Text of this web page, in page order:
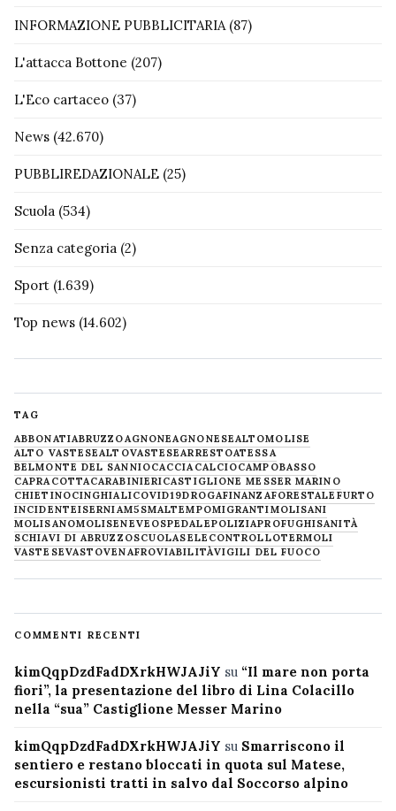
INFORMAZIONE PUBBLICITARIA(87)
L'attacca Bottone (207)
L'Eco cartaceo (37)
News (42.670)
PUBBLIREDAZIONALE (25)
Scuola (534)
Senza categoria (2)
Sport (1.639)
Top news (14.602)
TAG
ABBONATIABRUZZOAGNONEAGNONESEALTOMOLISE
ALTO VASTESEALTOVASTESEARRESTOATESSA
BELMONTE DEL SANNIOCACCIACALCIOCAMPOBASSO
CAPRACOTTACARABINIERICASTIGLIONE MESSER MARINO
CHIETINOCINGHIALICOVID19DROGAFINANZAFORESTALE FURTO
INCIDENTEISERNIAM5SMALTEMPOMIGRANTIMOLISANI
MOLISANOMOLISENEVE OSPEDALEPOLIZIAPROFUGHISANITÀ
SCHIAVI DI ABRUZZOSCUOLASELECONTROLLOTERMOLI
VASTESEVASTOVENAFROVIABILITÀVIGILI DEL FUOCO
COMMENTI RECENTI
kimQqpDzdFadDXrkHWJAJiY su “Il mare non porta
fiori”, la presentazione del libro di Lina Colacillo
nella “sua” Castiglione Messer Marino
kimQqpDzdFadDXrkHWJAJiY su Smarriscono il
sentiero e restano bloccati in quota sul Matese,
escursionisti tratti in salvo dal Soccorso alpino